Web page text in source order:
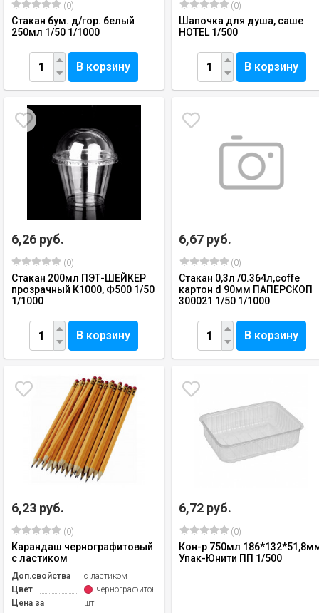
(0)
Стакан бум. д/гор. белый
250мл 1/50 1/1000
В корзину
(0)
Шапочка для душа, саше
HOTEL 1/500
В корзину
6,26 руб.
(0)
Стакан 200мл ПЭТ-ШЕЙКЕР
прозрачный К1000, Ф500 1/50
1/1000
В корзину
6,67 руб.
(0)
Стакан 0,3л /0.364л,coffe
картон d 90мм ПАПЕРСКОП
300021 1/50 1/1000
В корзину
6,23 руб.
(0)
Карандаш чернографитовый
с ластиком
Доп.свойства
с ластиком
Цвет
чернографитовый
Цена за
шт
6,72 руб.
(0)
Кон-р 750мл
Упак-Юнити ПП 1/500